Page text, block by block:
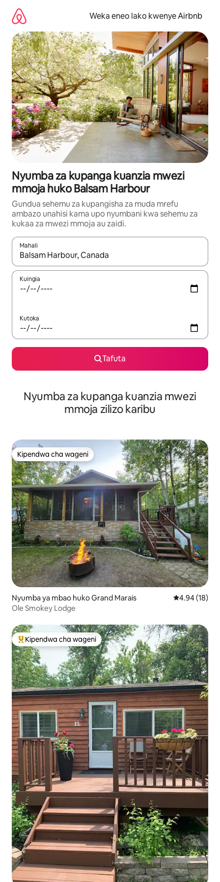
kwenda
kwenye
maudhui
Weka eneo lako kwenye Airbnb
Nyumba za kupanga kuanzia mwezi
mmoja huko Balsam Harbour
Gundua sehemu za kupangisha za muda mrefu
ambazo unahisi kama upo nyumbani kwa sehemu za
kukaa za mwezi mmoja au zaidi.
Mahali
Wakati matokeo yanapatikana, vinjari kwa kutumia vitufe vya
Kuingia
Kutoka
Tafuta
Nyumba za kupanga kuanzia mwezi
mmoja zilizo karibu
Kipendwa cha wageni
Kipendwa cha wageni
Nyumba ya mbao huko Grand Marais Ukadiriaji wa
4.94 (18)
Ole Smokey Lodge
Kipendwa maarufu cha wageni
Kipendwa cha wageni